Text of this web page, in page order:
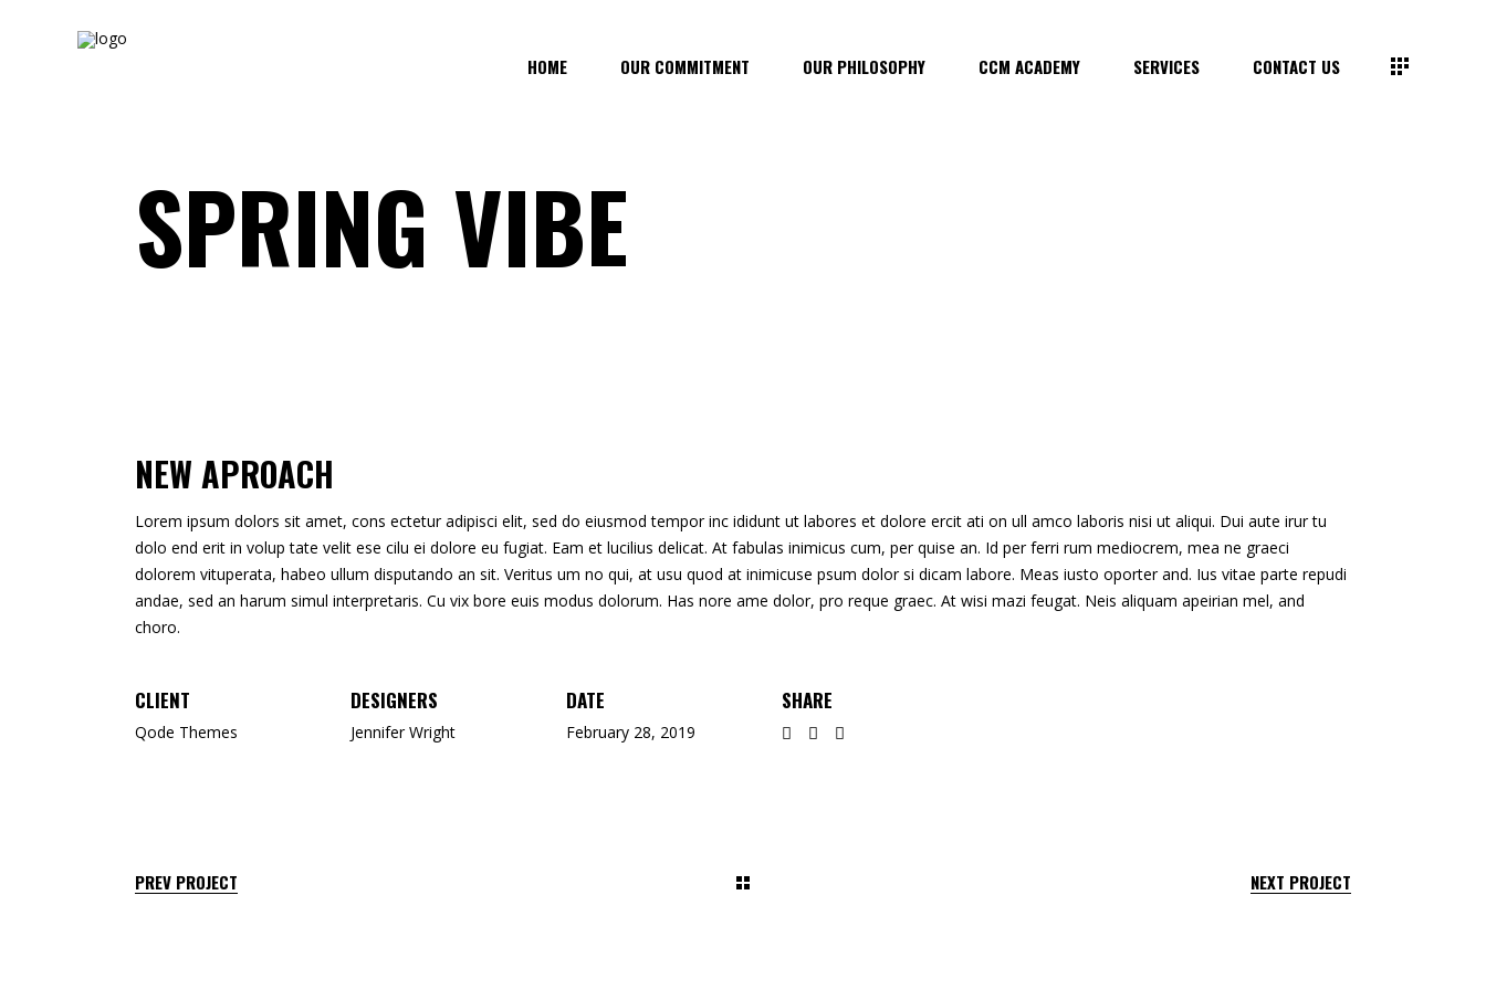
HOME OUR COMMITMENT OUR PHILOSOPHY CCM ACADEMY SERVICES CONTACT US
SPRING VIBE
NEW APROACH
Lorem ipsum dolors sit amet, cons ectetur adipisci elit, sed do eiusmod tempor inc ididunt ut labores et dolore ercit ati on ull amco laboris nisi ut aliqui. Dui aute irur tu
dolo end erit in volup tate velit ese cilu ei dolore eu fugiat. Eam et lucilius delicat. At fabulas inimicus cum, per quise an. Id per ferri rum mediocrem, mea ne graeci
dolorem vituperata, habeo ullum disputando an sit. Veritus um no qui, at usu quod at inimicuse psum dolor si dicam labore. Meas iusto oporter and. Ius vitae parte repudi
andae, sed an harum simul interpretaris. Cu vix bore euis modus dolorum. Has nore ame dolor, pro reque graec. At wisi mazi feugat. Neis aliquam apeirian mel, and
choro.
CLIENT
Qode Themes
DESIGNERS
Jennifer Wright
DATE
February 28, 2019
SHARE
PREV PROJECT NEXT PROJECT